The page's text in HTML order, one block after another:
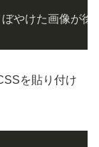
やけた画像が徐
を貼り付け